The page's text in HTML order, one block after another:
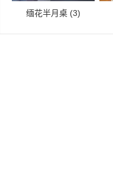
缅花半月桌 (3)